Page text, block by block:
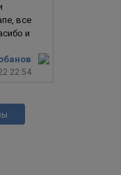
22:54
все
и